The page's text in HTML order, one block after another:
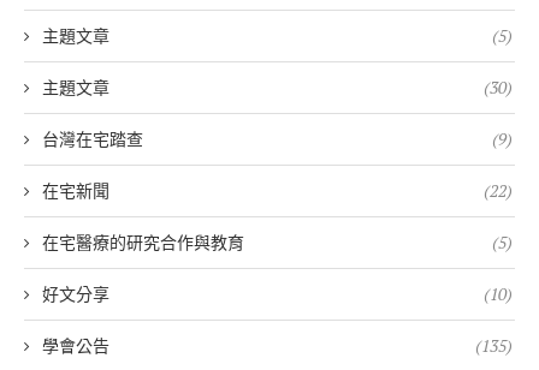
主題文章 (5)
主題文章 (30)
台灣在宅踏查 (9)
在宅新聞 (22)
在宅醫療的研究合作與教育 (5)
好文分享 (10)
學會公告 (135)